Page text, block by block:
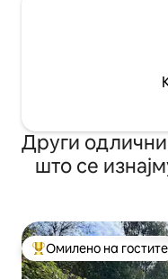
Други
што се
Меѓу најуспешните
Омилено на гостите